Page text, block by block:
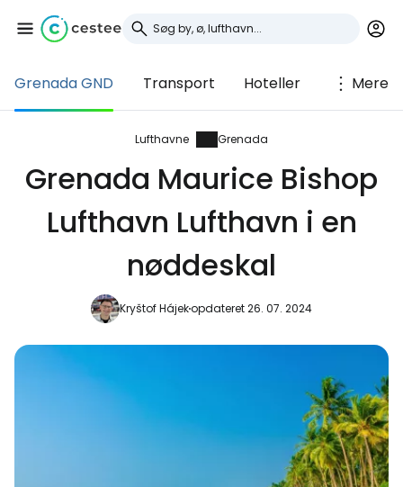
Grenada GND Transport Hoteller Mere
Lufthavne Grenada
Grenada Maurice Bishop
Lufthavn Lufthavn i en
nøddeskal
Kryštof Hájekopdateret 26. 07. 2024
Log ind på Cestee
... det verdensomspændende
Fortsæt med Google